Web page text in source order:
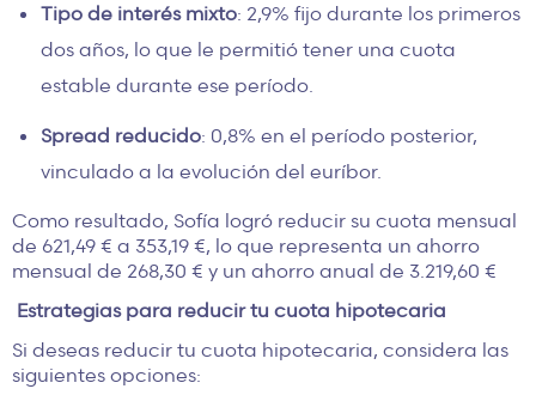
Tipo de interés mixto: 2,9% fijo durante los primeros
dos años, lo que le permitió tener una cuota
estable durante ese período.
Spread reducido: 0,8% en el período posterior,
vinculado a la evolución del euríbor.
Como resultado, Sofía logró reducir su cuota mensual
de 621,49 € a 353,19 €, lo que representa un ahorro
mensual de 268,30 € y un ahorro anual de 3.219,60 €
Estrategias para reducir tu cuota hipotecaria
Si deseas reducir tu cuota hipotecaria, considera las
siguientes opciones: